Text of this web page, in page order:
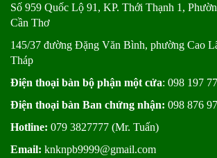
Số 959 Quốc Lộ 91, KP. Thới Thạnh 1,
Cần Thơ
145/37 đường Đặng Văn Bình, phường Cao
Tháp
Điện thoại bàn bộ phận một cửa: 098 197
Điện thoại bàn Ban chứng nhận: 098 876
Hotline: 079 3827777 (Mr. Tuấn)
Email: knknpb9999@gmail.com